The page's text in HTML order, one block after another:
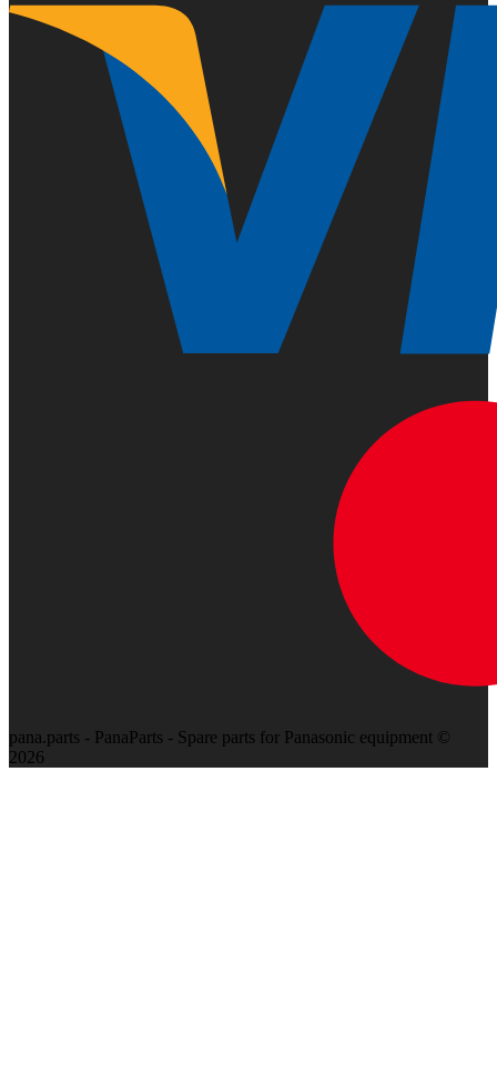
pana.parts - PanaParts - Spare parts for Panasonic equipment ©
2026